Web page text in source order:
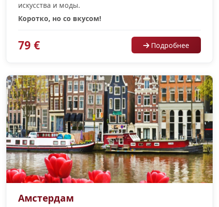
искусства и моды.
Коротко, но со вкусом!
79 € Подробнее
Амстердам